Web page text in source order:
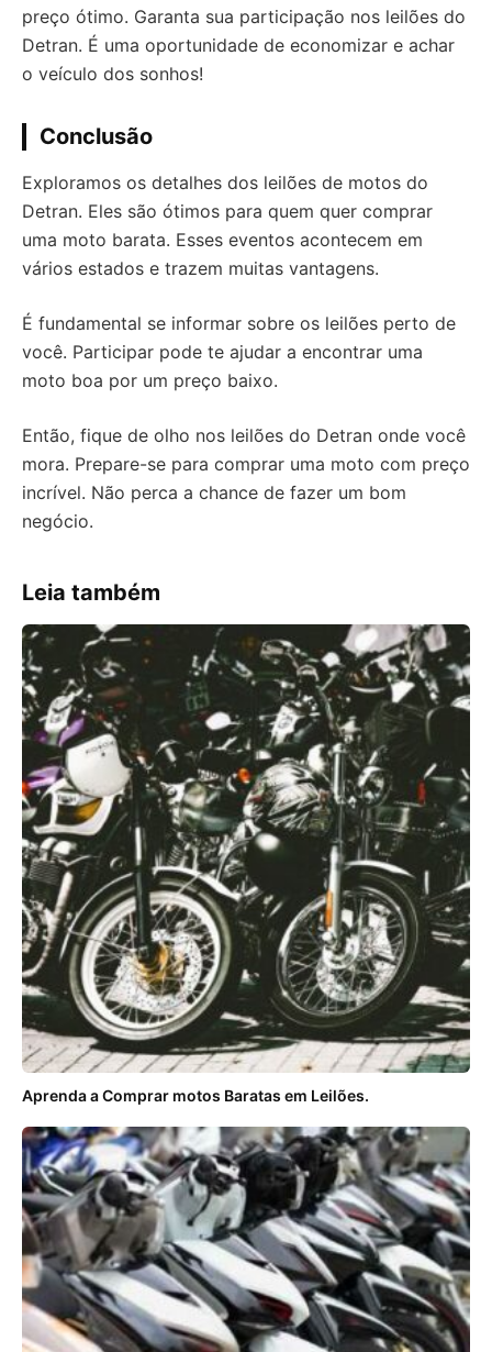
preço ótimo. Garanta sua participação nos leilões do
Detran. É uma oportunidade de economizar e achar
o veículo dos sonhos!
Conclusão
Exploramos os detalhes dos leilões de motos do
Detran. Eles são ótimos para quem quer comprar
uma moto barata. Esses eventos acontecem em
vários estados e trazem muitas vantagens.
É fundamental se informar sobre os leilões perto de
você. Participar pode te ajudar a encontrar uma
moto boa por um preço baixo.
Então, fique de olho nos leilões do Detran onde você
mora. Prepare-se para comprar uma moto com preço
incrível. Não perca a chance de fazer um bom
negócio.
Leia também
Aprenda a Comprar motos Baratas em Leilões.